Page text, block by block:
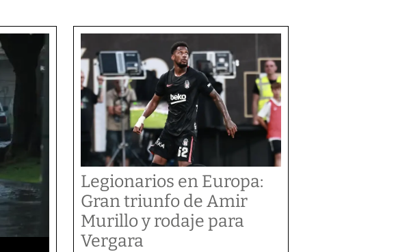
Legionarios en Europa:
Gran triunfo de Amir
Murillo y rodaje para
Vergara